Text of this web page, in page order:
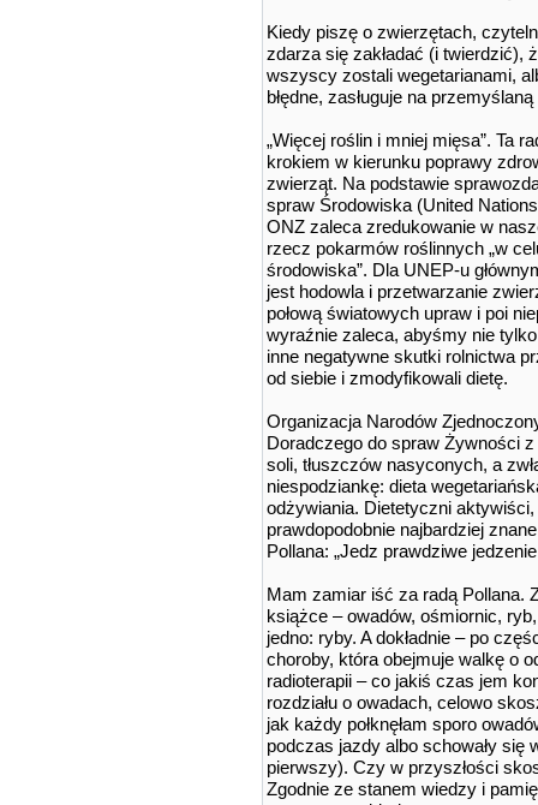
Kiedy piszę o zwierzętach,
zdarza się zakładać (i twierdzić),
wszyscy zostali wegetarianami,
błędne, zasługuje na
„Więcej roślin i mniej mięsa”. Ta
krokiem w kierunku poprawy
zwierząt. Na podstawie
spraw Środowiska (United
ONZ zaleca zredukowanie w
rzecz pokarmów roślinnych „w
środowiska”. Dla UNEP-u
jest hodowla i przetwarzanie
połową światowych upraw i poi
wyraźnie zaleca, abyśmy nie
inne negatywne skutki rolnictwa
od siebie i zmodyfikowali dietę.
Organizacja Narodów
Doradczego do spraw Żywności
soli, tłuszczów nasyconych, a
niespodziankę: dieta
odżywiania. Dietetyczni
prawdopodobnie najbardziej
Pollana: „Jedz prawdziwe
Mam zamiar iść za radą Pollana.
książce – owadów, ośmiornic,
jedno: ryby. A dokładnie – po
choroby, która obejmuje walkę o
radioterapii – co jakiś czas jem
rozdziału o owadach, celowo
jak każdy połknęłam sporo
podczas jazdy albo schowały się
pierwszy). Czy w przyszłości
Zgodnie ze stanem wiedzy i